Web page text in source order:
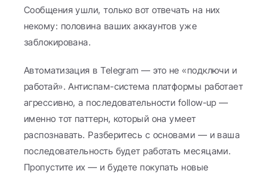
Сообщения ушли, только вот отвечать на них
некому: половина ваших аккаунтов уже
заблокирована.
Автоматизация в Telegram — это не «подключи и
работай». Антиспам-система платформы работает
агрессивно, а последовательности follow-up —
именно тот паттерн, который она умеет
распознавать. Разберитесь с основами — и ваша
последовательность будет работать месяцами.
Пропустите их — и будете покупать новые